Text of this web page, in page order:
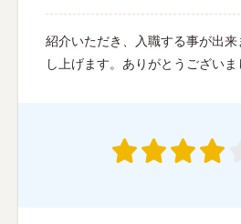
紹介いただき、入職する事が出
し上げます。ありがとうございま